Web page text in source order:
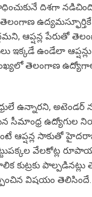
దిశగా
తెలంగాణ
పేరుతో
ఇక్కడే ఉండేలా
తెలంగాణ
ఉన్నారని, అటెండర్
సీమాంధ్ర
ఆప్షన్ల సాకుతో
వేలకోట్ల
కుట్రకు
విషయం తెలిసిందే.